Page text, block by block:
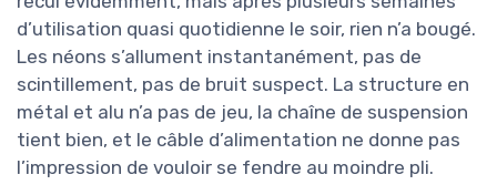
d’utilisation quasi quotidienne le soir, rien n’a bougé.
Les néons s’allument instantanément, pas de
scintillement, pas de bruit suspect. La structure en
métal et alu n’a pas de jeu, la chaîne de suspension
tient bien, et le câble d’alimentation ne donne pas
l’impression de vouloir se fendre au moindre pli.